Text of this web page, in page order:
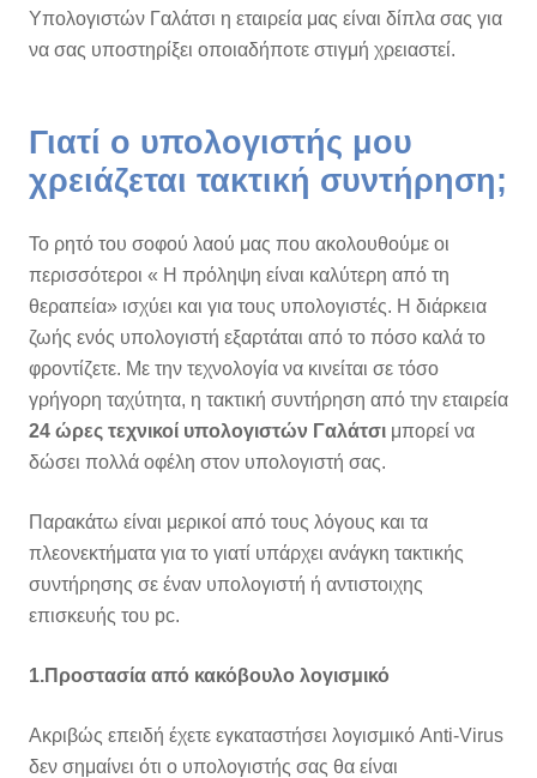
Υπολογιστών Γαλάτσι η εταιρεία μας είναι δίπλα σας για
να σας υποστηρίξει οποιαδήποτε στιγμή χρειαστεί.
Γιατί ο υπολογιστής μου
χρειάζεται τακτική συντήρηση;
Το ρητό του σοφού λαού μας που ακολουθούμε οι
περισσότεροι « Η πρόληψη είναι καλύτερη από τη
θεραπεία» ισχύει και για τους υπολογιστές. Η διάρκεια
ζωής ενός υπολογιστή εξαρτάται από το πόσο καλά το
φροντίζετε. Με την τεχνολογία να κινείται σε τόσο
γρήγορη ταχύτητα, η τακτική συντήρηση από την εταιρεία
24 ώρες τεχνικοί υπολογιστών Γαλάτσι μπορεί να
δώσει πολλά οφέλη στον υπολογιστή σας.
Παρακάτω είναι μερικοί από τους λόγους και τα
πλεονεκτήματα για το γιατί υπάρχει ανάγκη τακτικής
συντήρησης σε έναν υπολογιστή ή αντιστοιχης
επισκευής του pc.
1.Προστασία από κακόβουλο λογισμικό
Ακριβώς επειδή έχετε εγκαταστήσει λογισμικό Anti-Virus
δεν σημαίνει ότι ο υπολογιστής σας θα είναι